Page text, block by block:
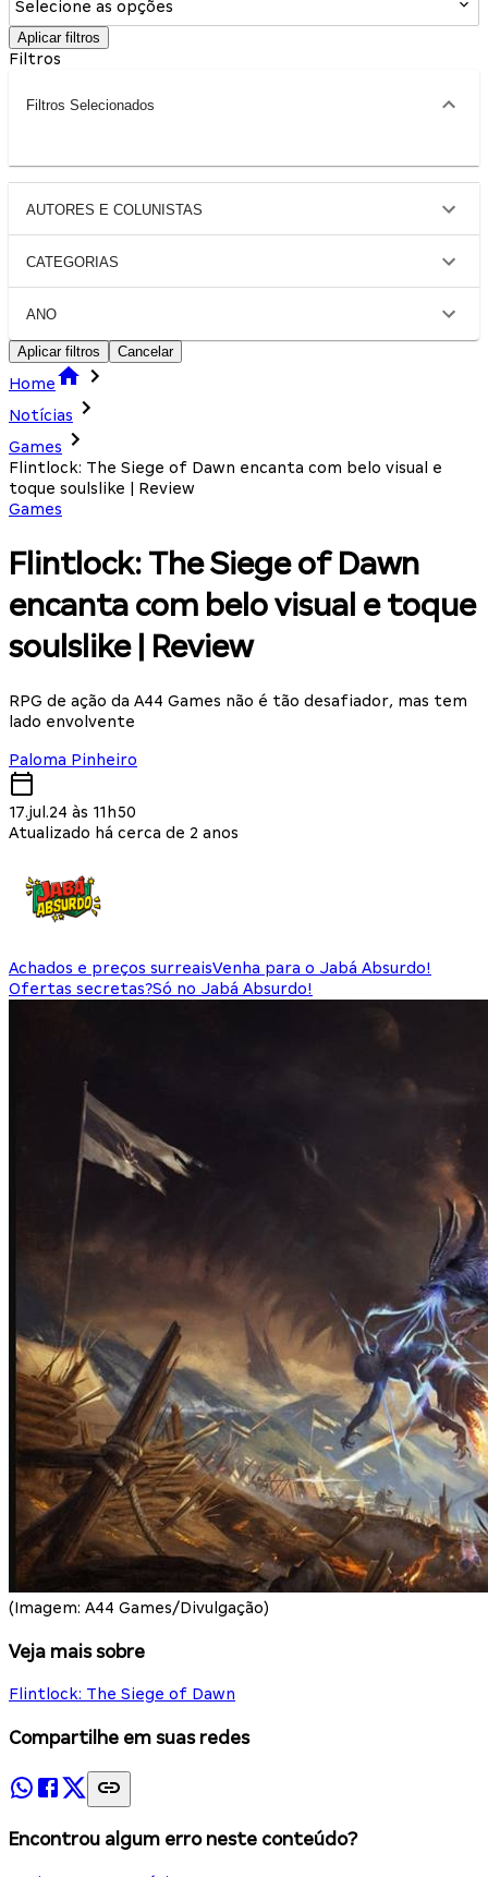
Selecione as opções
Aplicar filtros
Filtros
Filtros Selecionados
AUTORES E COLUNISTAS
CATEGORIAS
ANO
Aplicar filtros Cancelar
Home
Notícias
Games
Flintlock: The Siege of Dawn encanta com belo visual e
toque soulslike | Review
Games
Flintlock: The Siege of Dawn
encanta com belo visual e toque
soulslike | Review
RPG de ação da A44 Games não é tão desafiador, mas tem
lado envolvente
Paloma Pinheiro
17.jul.24 às 11h50
Atualizado há cerca de 2 anos
Achados e preços surreaisVenha para o Jabá Absurdo!
Ofertas secretas?Só no Jabá Absurdo!
(Imagem: A44 Games/Divulgação)
Veja mais sobre
Flintlock: The Siege of Dawn
Compartilhe em suas redes
Encontrou algum erro neste conteúdo?